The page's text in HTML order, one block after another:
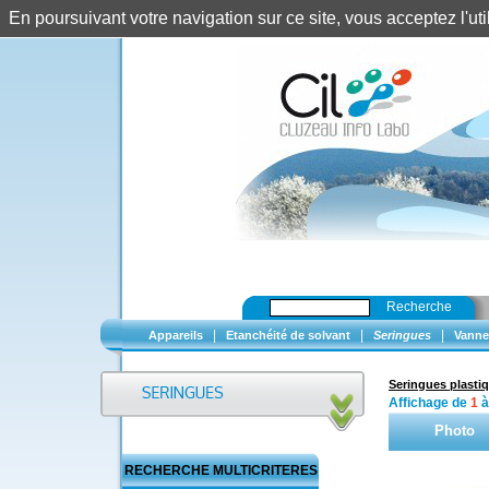
Recherche
Appareils Etanchéité de solvant Seringues
RECHERCHE MULTICRITERES
Seringues
Affichage de 1 à
Photo
En poursuivant votre navigation sur ce site, vous acceptez